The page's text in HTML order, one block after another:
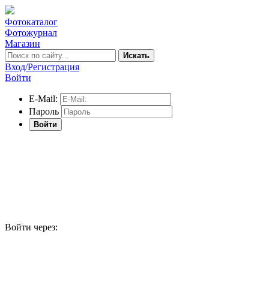
Фотокаталог
Фотожурнал
Магазин
Искать
Вход/Регистрация
Войти
E-Mail:
Пароль
Войти
Войти через: